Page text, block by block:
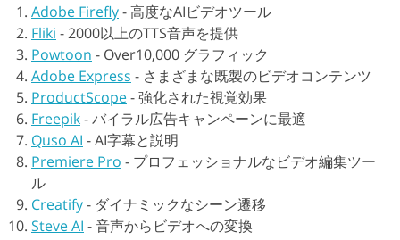
Adobe Firefly-高度なAIビデオツール
Fliki -2000以上のTTS音声を提供
Powtoon - Over10,000 グラフィック
Adobe Express - さまざまな既製のビデオコンテンツ
ProductScope-強化された視覚効果
Freepik-バイラル広告キャンペーンに最適
Quso AI -AI字幕と説明
Premiere Pro - プロフェッショナルなビデオ編集ツー
ル
Creatify- ダイナミックなシーン遷移
Steve AI -音声からビデオへの変換